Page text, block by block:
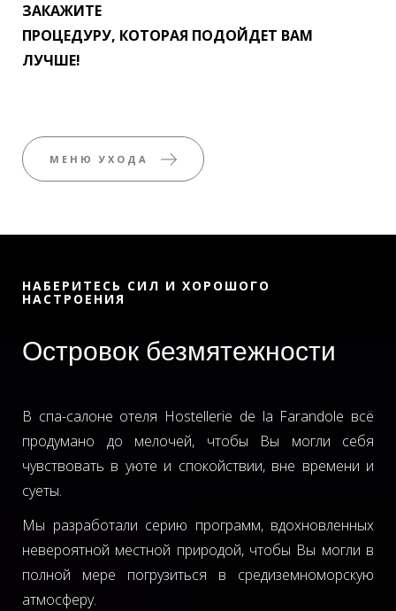
ЗАКАЖИТЕ
ПРОЦЕДУРУ, КОТОРАЯ ПОДОЙДЕТ ВАМ
ЛУЧШЕ!
МЕНЮ УХОДА
НАБЕРИТЕСЬ СИЛ И ХОРОШОГО
НАСТРОЕНИЯ
Островок безмятежности
В спа-салоне отеля Hostellerie de la Farandole всё
продумано до мелочей, чтобы Вы могли себя
чувствовать в уюте и спокойствии, вне времени и
суеты.
Мы разработали серию программ, вдохновленных
невероятной местной природой, чтобы Вы могли в
полной мере погрузиться в средиземноморскую
атмосферу.